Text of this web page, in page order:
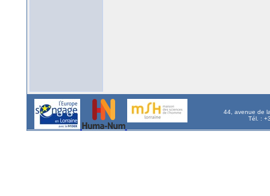
44, avenue de
Tél. :